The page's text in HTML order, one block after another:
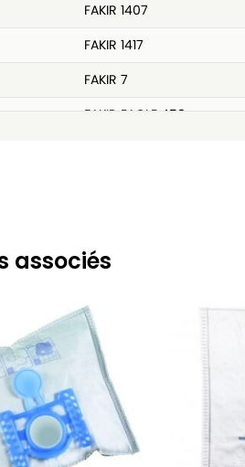
FAKIR 1407
FAKIR 1417
FAKIR 7
FAKIR EAGLE 450
associés